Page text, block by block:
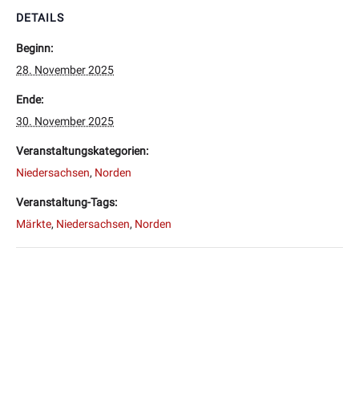
DETAILS
Beginn:
28. November 2025
Ende:
30. November 2025
Veranstaltungskategorien:
Niedersachsen, Norden
Veranstaltung-Tags:
Märkte, Niedersachsen, Norden